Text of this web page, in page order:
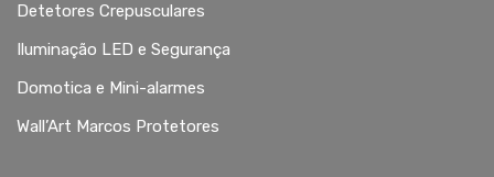
Detetores Crepusculares
Iluminação LED e Segurança
Domotica e Mini-alarmes
Wall’Art Marcos Protetores